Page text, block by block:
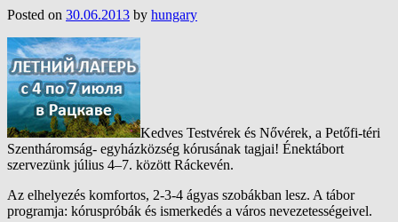
Posted on 30.06.2013 by hungary
Kedves Testvérek és Nővérek, a Petőfi-téri
Szentháromság- egyházközség kórusának tagjai! Énektábort
szervezünk július 4–7. között Ráckevén.
Az elhelyezés komfortos, 2-3-4 ágyas szobákban lesz. A tábor
programja: kóruspróbák és ismerkedés a város nevezetességeivel.